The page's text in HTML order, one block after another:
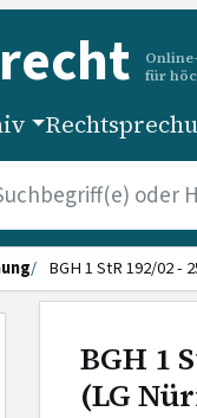
für
BGH 1 StR 192/02 -
BGH 1
(LG